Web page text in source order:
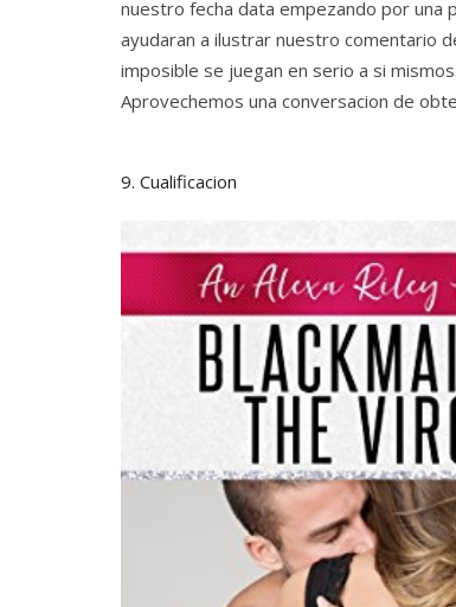
nuestro fecha data empezando por una
ayudaran a ilustrar nuestro comentario
imposible se juegan en serio a si
Aprovechemos una conversacion de
9. Cualificacion